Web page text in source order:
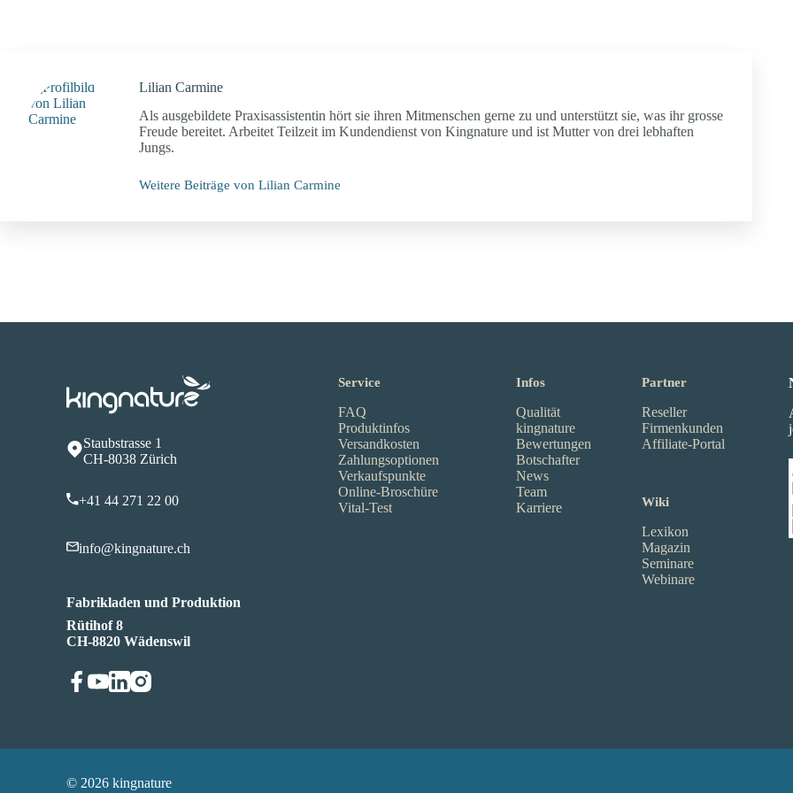
Lilian Carmine
Als ausgebildete Praxisassistentin hört sie ihren Mitmenschen gerne zu und unterstützt sie, was ihr grosse
Freude bereitet. Arbeitet Teilzeit im Kundendienst von Kingnature und ist Mutter von drei lebhaften
Jungs.
Weitere Beiträge von Lilian Carmine
Staubstrasse 1
CH-8038 Zürich
+41 44 271 22 00
info@kingnature.ch
Fabrikladen und Produktion
Rütihof 8
CH-8820 Wädenswil
Service
FAQ
Produktinfos
Versandkosten
Zahlungsoptionen
Verkaufspunkte
Online-Broschüre
Vital-Test
Infos
Qualität
kingnature
Bewertungen
Botschafter
News
Team
Karriere
Partner
Reseller
Firmenkunden
Affiliate-Portal
Wiki
Lexikon
Magazin
Seminare
Webinare
© 2026 kingnature